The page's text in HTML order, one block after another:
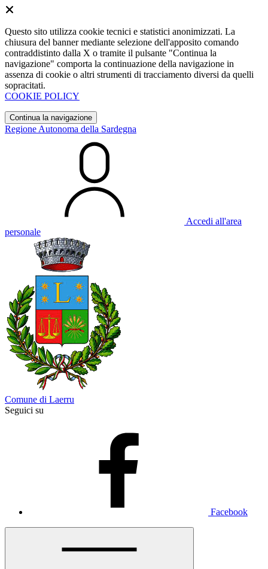
Questo sito utilizza cookie tecnici e statistici anonimizzati. La
chiusura del banner mediante selezione dell'apposito comando
contraddistinto dalla X o tramite il pulsante "Continua la
navigazione" comporta la continuazione della navigazione in
assenza di cookie o altri strumenti di tracciamento diversi da quelli
sopracitati.
COOKIE POLICY
Continua la navigazione
Regione Autonoma della Sardegna
Accedi all'area
personale
Comune di Laerru
Seguici su
Facebook